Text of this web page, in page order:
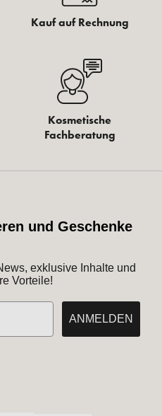
Kauf auf Rechnung
Kosmetische
Fachberatung
und Geschenke
exklusive Inhalte und
Vorteile!
ANMELDEN